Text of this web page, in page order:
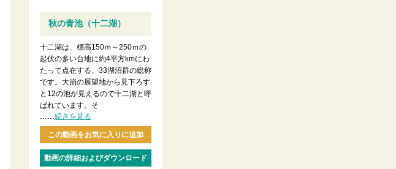
秋の青池（十二湖）
十二湖は、標高150ｍ～250ｍの
起伏の多い台地に約4平方kmにわ
たって点在する、33湖沼群の総称
です。大崩の展望地から見下ろす
と12の池が見えるので十二湖と呼
ばれています。そ
続きを見る
この動画をお気に入りに追加
動画の詳細およびダウンロード